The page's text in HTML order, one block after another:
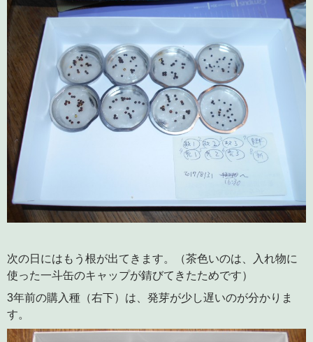
次の日にはもう根が出てきます。（茶色いのは、入れ物に
使った一斗缶のキャップが錆びてきたためです）
3年前の購入種（右下）は、発芽が少し遅いのが分かりま
す。